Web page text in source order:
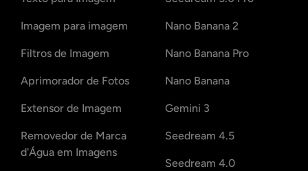
Imagem para imagem
Filtros de Imagem
Aprimorador de Fotos
Extensor de Imagem
Removedor de Marca
d'Água em Imagens
Nano Banana 2
Nano Banana Pro
Nano Banana
Gemini 3
Seedream 4.5
Seedream 4.0